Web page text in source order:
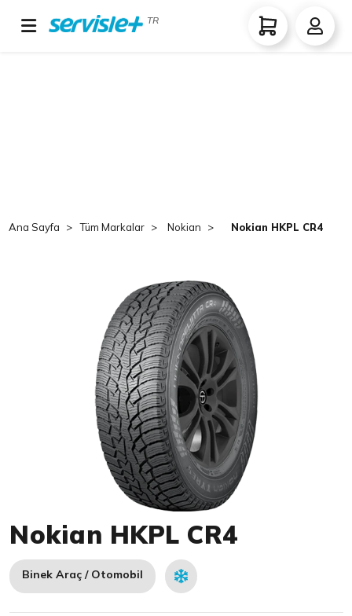
TR
Ana Sayfa Tüm Markalar Nokian Nokian HKPL CR4
Nokian HKPL CR4
Binek Araç / Otomobil